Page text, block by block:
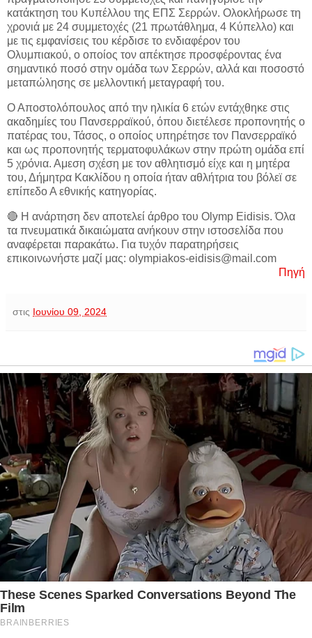
κατάκτηση του Κυπέλλου της ΕΠΣ Σερρών. Ολοκλήρωσε τη
χρονιά με 24 συμμετοχές (21 πρωτάθλημα, 4 Κύπελλο) και
με τις εμφανίσεις του κέρδισε το ενδιαφέρον του
Ολυμπιακού, ο οποίος τον απέκτησε προσφέροντας ένα
σημαντικό ποσό στην ομάδα των Σερρών, αλλά και ποσοστό
μεταπώλησης σε μελλοντική μεταγραφή του.
Ο Αποστολόπουλος από την ηλικία 6 ετών εντάχθηκε στις
ακαδημίες του Πανσερραϊκού, όπου διετέλεσε προπονητής ο
πατέρας του, Τάσος, ο οποίος υπηρέτησε τον Πανσερραϊκό
και ως προπονητής τερματοφυλάκων στην πρώτη ομάδα επί
5 χρόνια. Αμεση σχέση με τον αθλητισμό είχε και η μητέρα
του, Δήμητρα Κακλίδου η οποία ήταν αθλήτρια του βόλεϊ σε
επίπεδο Α εθνικής κατηγορίας.
🔴 Η ανάρτηση δεν αποτελεί άρθρο του Olymp Eidisis. Όλα
τα πνευματικά δικαιώματα ανήκουν στην ιστοσελίδα που
αναφέρεται παρακάτω. Για τυχόν παρατηρήσεις
επικοινωνήστε μαζί μας: olympiakos-eidisis@mail.com
Πηγή
στις Ιουνίου 09, 2024